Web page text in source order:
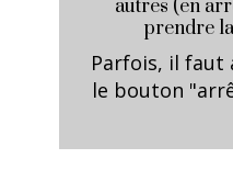
autres (en
prendre
Parfois, il faut
le bouton